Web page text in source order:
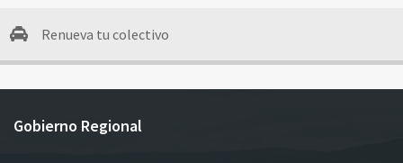
Renueva tu colectivo
Gobierno Regional